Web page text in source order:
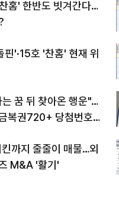
홈' 한반도 빗겨간다…
핀'·15호 '찬홈' 현재 위
꿈 뒤 찾아온 행운"…
복권720+ 당첨번호조
킨까지 줄줄이 매물…외
M&A '활기'